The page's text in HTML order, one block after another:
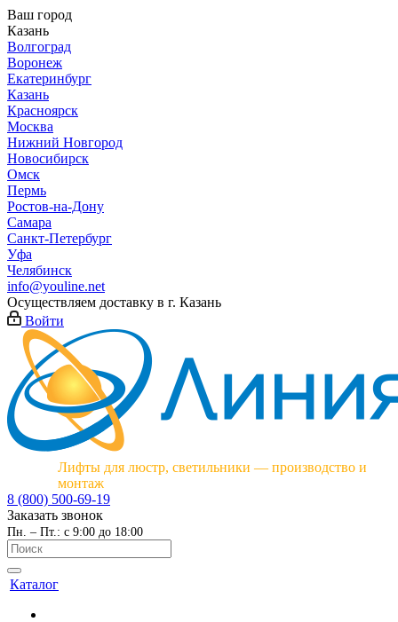
Ваш город
Казань
Волгоград
Воронеж
Екатеринбург
Казань
Красноярск
Москва
Нижний Новгород
Новосибирск
Омск
Пермь
Ростов-на-Дону
Самара
Санкт-Петербург
Уфа
Челябинск
info@youline.net
Осуществляем доставку в г. Казань
Войти
Лифты для люстр, светильники — производство и
монтаж
8 (800) 500-69-19
Заказать звонок
Пн. – Пт.: с 9:00 до 18:00
Каталог